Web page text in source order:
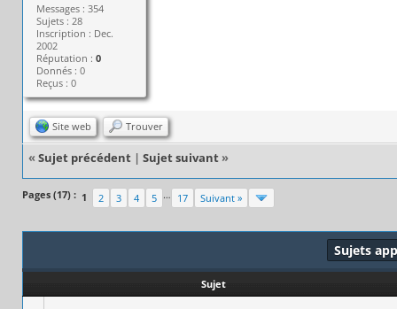
Messages : 354
Sujets : 28
Inscription : Dec.
2002
Réputation :0
Donnés : 0
Reçus : 0
Site web Trouver
« Sujet précédent | Sujet suivant »
Pages (17) : 1 2 3 4 5 … 17 Suivant »
Sujets
Sujet